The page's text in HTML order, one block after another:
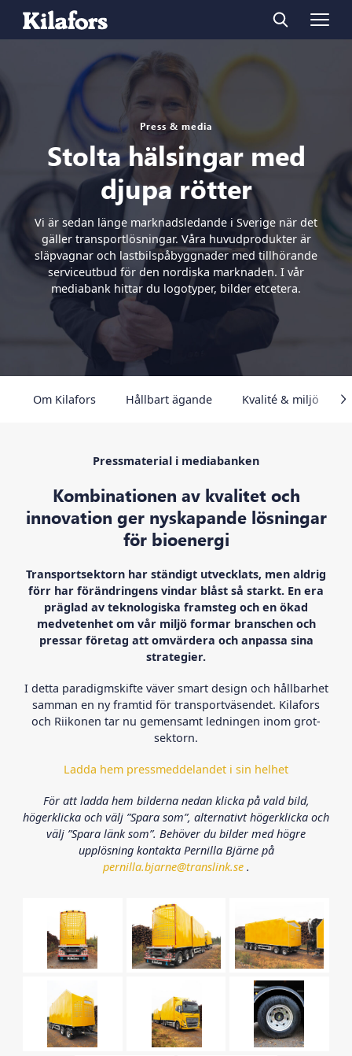
Press & media
Stolta hälsingar med
djupa rötter
Vi är sedan länge marknadsledande i Sverige när det
gäller transportlösningar. Våra huvudprodukter är
släpvagnar och lastbilspåbyggnader med tillhörande
serviceutbud för den nordiska marknaden. I vår
mediabank hittar du logotyper, bilder etcetera.
Om Kilafors Hållbart ägande Kvalité & miljö
Pressmaterial i mediabanken
Kombinationen av kvalitet och
innovation ger nyskapande lösningar
för bioenergi
Transportsektorn har ständigt utvecklats, men aldrig
förr har förändringens vindar blåst så starkt. En era
präglad av teknologiska framsteg och en ökad
medvetenhet om vår miljö formar branschen och
pressar företag att omvärdera och anpassa sina
strategier.
I detta paradigmskifte väver smart design och hållbarhet
samman en ny framtid för transportväsendet. Kilafors
och Riikonen tar nu gemensamt ledningen inom grot-
sektorn.
Ladda hem pressmeddelandet i sin helhet
För att ladda hem bilderna nedan klicka på vald bild,
högerklicka och välj ”Spara som”, alternativt högerklicka och
välj ”Spara länk som”. Behöver du bilder med högre
upplösning kontakta Pernilla Bjärne på
pernilla.bjarne@translink.se.